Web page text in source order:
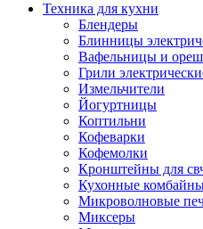
Техника для кухни
Блендеры
Блинницы
Вафельницы и
Грили
Измельчители
Йогуртницы
Коптильни
Кофеварки
Кофемолки
Кронштейны для
Кухонные
Микроволновые
Миксеры